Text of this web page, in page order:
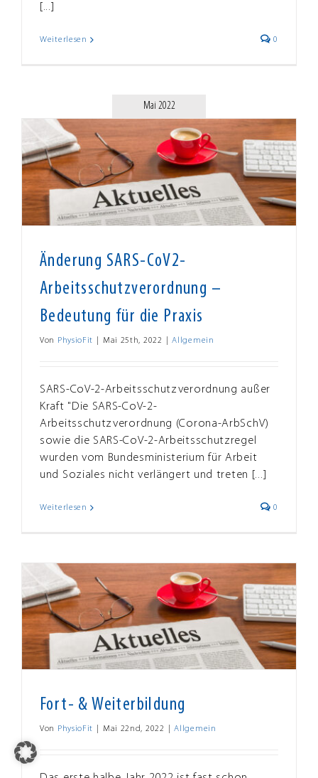
[...]
Weiterlesen 0
Mai 2022
Änderung SARS-CoV2-
Arbeitsschutzverordnung –
Bedeutung für die Praxis
Von PhysioFit Mai 25th, 2022 Allgemein
SARS-CoV-2-Arbeitsschutzverordnung außer
Kraft "Die SARS-CoV-2-
Arbeitsschutzverordnung (Corona-ArbSchV)
sowie die SARS-CoV-2-Arbeitsschutzregel
wurden vom Bundesministerium für Arbeit
und Soziales nicht verlängert und treten [...]
Weiterlesen 0
Fort- & Weiterbildung
Von PhysioFit Mai 22nd, 2022 Allgemein